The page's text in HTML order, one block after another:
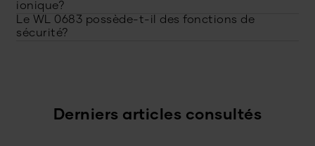
ionique?
Le WL 0683 possède-t-il des fonctions de
sécurité?
Derniers articles consultés